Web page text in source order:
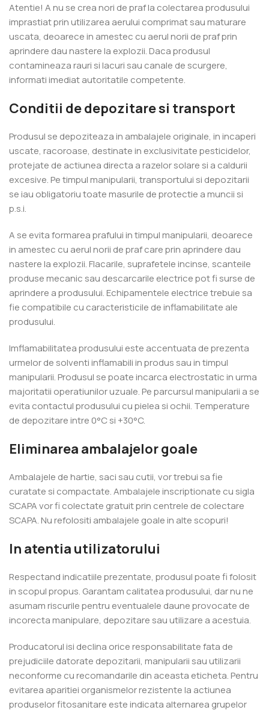
Atentie! A nu se crea nori de praf la colectarea produsului
imprastiat prin utilizarea aerului comprimat sau maturare
uscata, deoarece in amestec cu aerul norii de praf prin
aprindere dau nastere la explozii. Daca produsul
contamineaza rauri si lacuri sau canale de scurgere,
informati imediat autoritatile competente.
Conditii de depozitare si transport
Produsul se depoziteaza in ambalajele originale, in incaperi
uscate, racoroase, destinate in exclusivitate pesticidelor,
protejate de actiunea directa a razelor solare si a caldurii
excesive. Pe timpul manipularii, transportului si depozitarii
se iau obligatoriu toate masurile de protectie a muncii si
p.s.i.
A se evita formarea prafului in timpul manipularii, deoarece
in amestec cu aerul norii de praf care prin aprindere dau
nastere la explozii. Flacarile, suprafetele incinse, scanteile
produse mecanic sau descarcarile electrice pot fi surse de
aprindere a produsului. Echipamentele electrice trebuie sa
fie compatibile cu caracteristicile de inflamabilitate ale
produsului.
Imflamabilitatea produsului este accentuata de prezenta
urmelor de solventi inflamabili in produs sau in timpul
manipularii. Produsul se poate incarca electrostatic in urma
majoritatii operatiunilor uzuale. Pe parcursul manipularii a se
evita contactul produsului cu pielea si ochii. Temperature
de depozitare intre 0°C si +30°C.
Eliminarea ambalajelor goale
Ambalajele de hartie, saci sau cutii, vor trebui sa fie
curatate si compactate. Ambalajele inscriptionate cu sigla
SCAPA vor fi colectate gratuit prin centrele de colectare
SCAPA. Nu refolositi ambalajele goale in alte scopuri!
In atentia utilizatorului
Respectand indicatiile prezentate, produsul poate fi folosit
in scopul propus. Garantam calitatea produsului, dar nu ne
asumam riscurile pentru eventualele daune provocate de
incorecta manipulare, depozitare sau utilizare a acestuia.
Producatorul isi declina orice responsabilitate fata de
prejudiciile datorate depozitarii, manipularii sau utilizarii
neconforme cu recomandarile din aceasta eticheta. Pentru
evitarea aparitiei organismelor rezistente la actiunea
produselor fitosanitare este indicata alternarea grupelor